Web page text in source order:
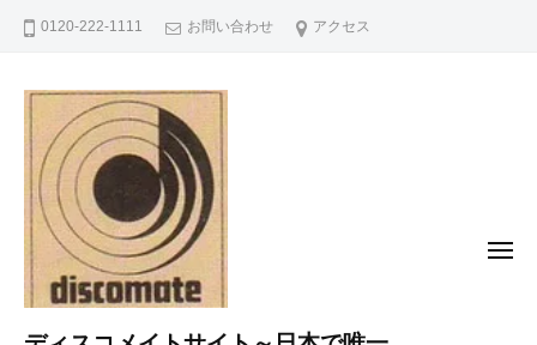
0120-222-1111 お問い合わせ アクセス
メ